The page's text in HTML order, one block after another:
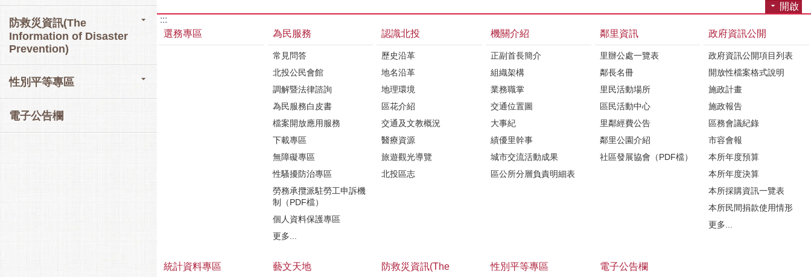
防救災資訊(The
Information of Disaster
Prevention)
性別平等專區
電子公告欄
開啟
:::
選務專區
為民服務
常見問答
北投公民會館
調解暨法律諮詢
為民服務白皮書
檔案開放應用服務
下載專區
無障礙專區
性騷擾防治專區
勞務承攬派駐勞工申訴機
制（PDF檔）
個人資料保護專區
更多...
認識北投
歷史沿革
地名沿革
地理環境
區花介紹
交通及文教概況
醫療資源
旅遊觀光導覽
北投區志
機關介紹
正副首長簡介
組織架構
業務職掌
交通位置圖
大事紀
績優里幹事
城市交流活動成果
區公所分層負責明細表
鄰里資訊
里辦公處一覽表
鄰長名冊
里民活動場所
區民活動中心
里鄰經費公告
鄰里公園介紹
社區發展協會（PDF檔）
政府資訊公開
政府資訊公開項目列表
開放性檔案格式說明
施政計畫
施政報告
區務會議紀錄
市容會報
本所年度預算
本所年度決算
本所採購資訊一覽表
本所民間捐款使用情形
更多...
統計資料專區 藝文天地
防救災資訊(The
性別平等專區 電子公告欄